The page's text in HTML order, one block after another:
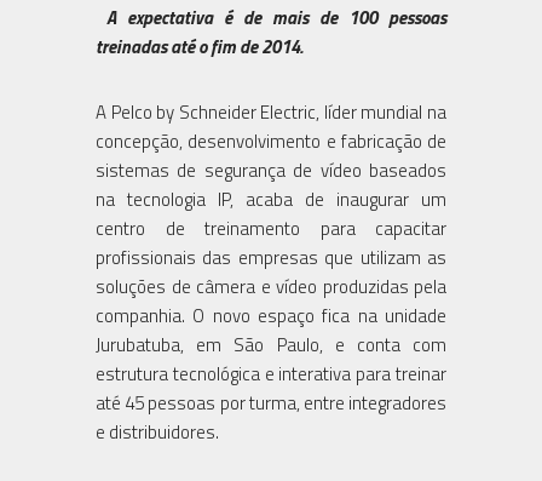
A expectativa é de mais de 100 pessoas
treinadas até o fim de 2014.
A Pelco by Schneider Electric, líder mundial na
concepção, desenvolvimento e fabricação de
sistemas de segurança de vídeo baseados
na tecnologia IP, acaba de inaugurar um
centro de treinamento para capacitar
profissionais das empresas que utilizam as
soluções de câmera e vídeo produzidas pela
companhia. O novo espaço fica na unidade
Jurubatuba, em São Paulo, e conta com
estrutura tecnológica e interativa para treinar
até 45 pessoas por turma, entre integradores
e distribuidores.